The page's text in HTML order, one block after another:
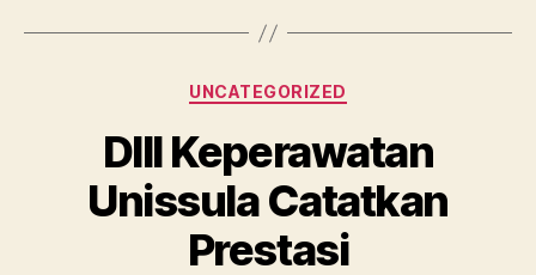
Categories
UNCATEGORIZED
DIII Keperawatan
Unissula Catatkan
Prestasi